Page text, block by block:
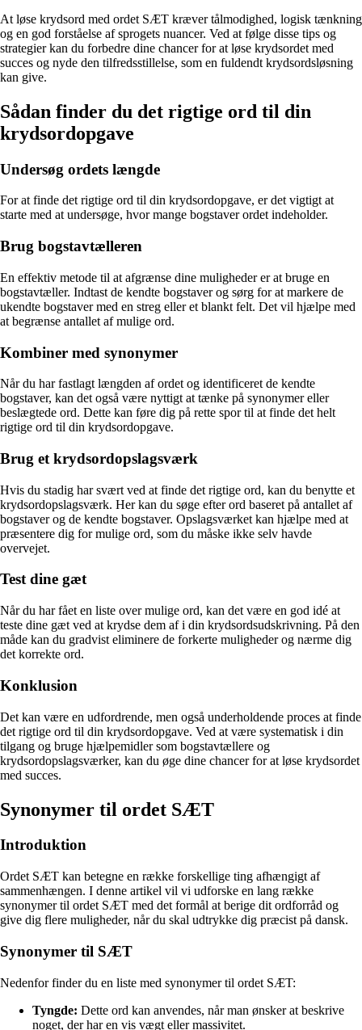
At løse krydsord med ordet SÆT kræver tålmodighed, logisk tænkning
og en god forståelse af sprogets nuancer. Ved at følge disse tips og
strategier kan du forbedre dine chancer for at løse krydsordet med
succes og nyde den tilfredsstillelse, som en fuldendt krydsordsløsning
kan give.
Sådan finder du det rigtige ord til din
krydsordopgave
Undersøg ordets længde
For at finde det rigtige ord til din krydsordopgave, er det vigtigt at
starte med at undersøge, hvor mange bogstaver ordet indeholder.
Brug bogstavtælleren
En effektiv metode til at afgrænse dine muligheder er at bruge en
bogstavtæller. Indtast de kendte bogstaver og sørg for at markere de
ukendte bogstaver med en streg eller et blankt felt. Det vil hjælpe med
at begrænse antallet af mulige ord.
Kombiner med synonymer
Når du har fastlagt længden af ordet og identificeret de kendte
bogstaver, kan det også være nyttigt at tænke på synonymer eller
beslægtede ord. Dette kan føre dig på rette spor til at finde det helt
rigtige ord til din krydsordopgave.
Brug et krydsordopslagsværk
Hvis du stadig har svært ved at finde det rigtige ord, kan du benytte et
krydsordopslagsværk. Her kan du søge efter ord baseret på antallet af
bogstaver og de kendte bogstaver. Opslagsværket kan hjælpe med at
præsentere dig for mulige ord, som du måske ikke selv havde
overvejet.
Test dine gæt
Når du har fået en liste over mulige ord, kan det være en god idé at
teste dine gæt ved at krydse dem af i din krydsordsudskrivning. På den
måde kan du gradvist eliminere de forkerte muligheder og nærme dig
det korrekte ord.
Konklusion
Det kan være en udfordrende, men også underholdende proces at finde
det rigtige ord til din krydsordopgave. Ved at være systematisk i din
tilgang og bruge hjælpemidler som bogstavtællere og
krydsordopslagsværker, kan du øge dine chancer for at løse krydsordet
med succes.
Synonymer til ordet SÆT
Introduktion
Ordet SÆT kan betegne en række forskellige ting afhængigt af
sammenhængen. I denne artikel vil vi udforske en lang række
synonymer til ordet SÆT med det formål at berige dit ordforråd og
give dig flere muligheder, når du skal udtrykke dig præcist på dansk.
Synonymer til SÆT
Nedenfor finder du en liste med synonymer til ordet SÆT:
Tyngde: Dette ord kan anvendes, når man ønsker at beskrive
noget, der har en vis vægt eller massivitet.